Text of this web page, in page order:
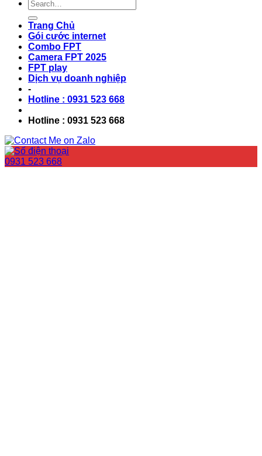
Trang Chủ
Gói cước internet
Combo FPT
Camera FPT 2025
FPT play
Dịch vụ doanh nghiệp
-
Hotline : 0931 523 668
Hotline : 0931 523 668
0931 523 668